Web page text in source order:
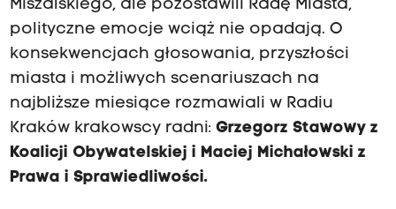
Miszalskiego, ale pozostawili Radę Miasta,
polityczne emocje wciąż nie opadają. O
konsekwencjach głosowania, przyszłości
miasta i możliwych scenariuszach na
najbliższe miesiące rozmawiali w Radiu
Kraków krakowscy radni: Grzegorz Stawowy z
Koalicji Obywatelskiej i Maciej Michałowski z
Prawa i Sprawiedliwości.